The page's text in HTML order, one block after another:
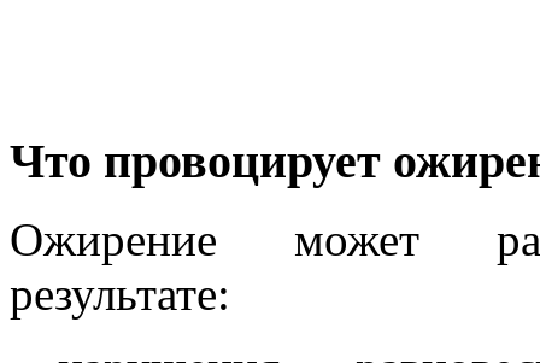
Что провоцирует
Ожирение может
результате: